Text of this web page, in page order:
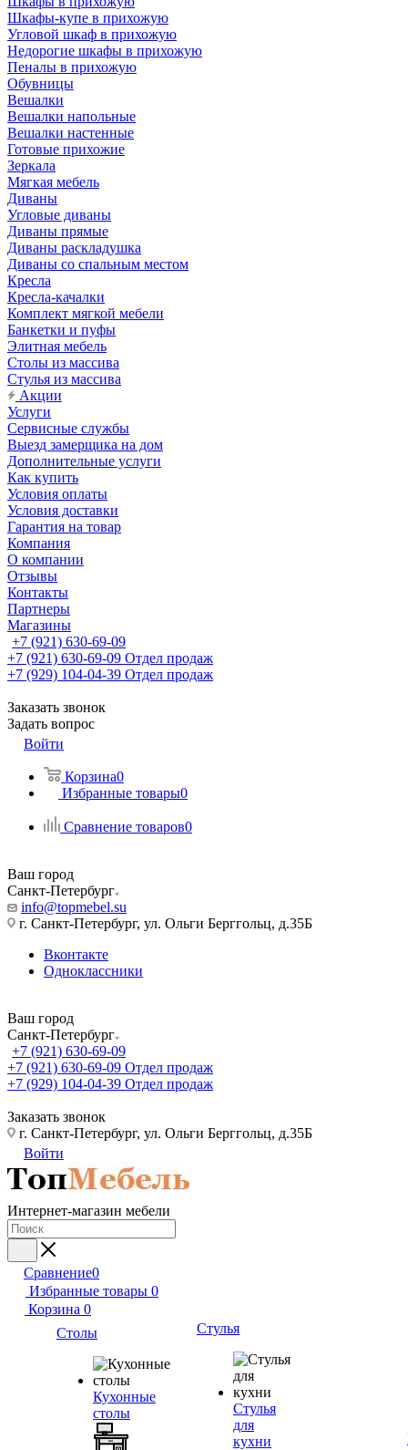
Шкафы-купе в прихожую
Угловой шкаф в прихожую
Недорогие шкафы в прихожую
Пеналы в прихожую
Обувницы
Вешалки
Вешалки напольные
Вешалки настенные
Готовые прихожие
Зеркала
Мягкая мебель
Диваны
Угловые диваны
Диваны прямые
Диваны раскладушка
Диваны со спальным местом
Кресла
Кресла-качалки
Комплект мягкой мебели
Банкетки и пуфы
Элитная мебель
Столы из массива
Стулья из массива
Акции
Услуги
Сервисные службы
Выезд замерщика на дом
Дополнительные услуги
Как купить
Условия оплаты
Условия доставки
Гарантия на товар
Компания
О компании
Отзывы
Контакты
Партнеры
Магазины
+7 (921) 630-69-09
+7 (921) 630-69-09 Отдел продаж
+7 (929) 104-04-39 Отдел продаж
Заказать звонок
Задать вопрос
Войти
Корзина0
Избранные товары0
Сравнение товаров0
Ваш город
Санкт-Петербург
info@topmebel.su
г. Санкт-Петербург, ул. Ольги Берггольц, д.35Б
Вконтакте
Одноклассники
Ваш город
Санкт-Петербург
+7 (921) 630-69-09
+7 (921) 630-69-09 Отдел продаж
+7 (929) 104-04-39 Отдел продаж
Заказать звонок
г. Санкт-Петербург, ул. Ольги Берггольц, д.35Б
Войти
Интернет-магазин мебели
Сравнение0
Избранные товары 0
Корзина 0
Столы
Кухонные
столы
Стулья
Стулья
для
кухни